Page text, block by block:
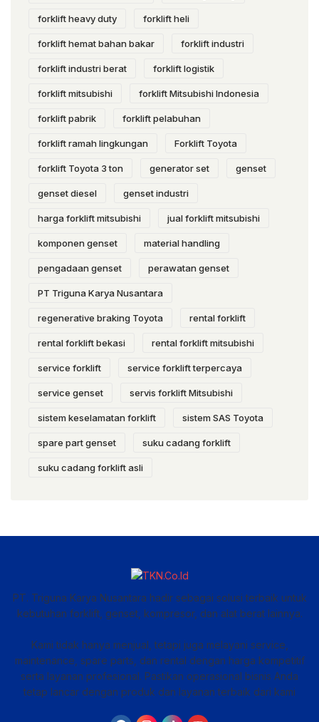
forklift heavy duty forklift heli
forklift hemat bahan bakar forklift industri
forklift industri berat forklift logistik
forklift mitsubishi forklift Mitsubishi Indonesia
forklift pabrik forklift pelabuhan
forklift ramah lingkungan Forklift Toyota
forklift Toyota 3 ton generator set genset
genset diesel genset industri
harga forklift mitsubishi jual forklift mitsubishi
komponen genset material handling
pengadaan genset perawatan genset
PT Triguna Karya Nusantara
regenerative braking Toyota rental forklift
rental forklift bekasi rental forklift mitsubishi
service forklift service forklift terpercaya
service genset servis forklift Mitsubishi
sistem keselamatan forklift sistem SAS Toyota
spare part genset suku cadang forklift
suku cadang forklift asli
PT. Triguna Karya Nusantara hadir sebagai solusi terbaik untuk
kebutuhan forklift, genset, kompresor, dan alat berat lainnya.
Kami tidak hanya menjual, tetapi juga melayani service,
maintenance, spare parts, dan rental dengan harga kompetitif
serta layanan profesional. Pastikan operasional bisnis Anda
tetap lancar dengan produk dan layanan terbaik dari kami